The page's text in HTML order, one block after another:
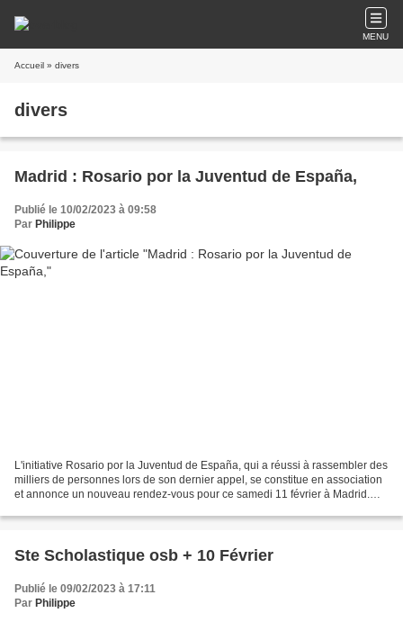
MENU
Accueil » divers
divers
Madrid : Rosario por la Juventud de España,
Publié le 10/02/2023 à 09:58
Par Philippe
L'initiative Rosario por la Juventud de España, qui a réussi à rassembler des
milliers de personnes lors de son dernier appel, se constitue en association
et annonce un nouveau rendez-vous pour ce samedi 11 février à Madrid.
Ste Scholastique osb + 10 Février
Publié le 09/02/2023 à 17:11
Par Philippe